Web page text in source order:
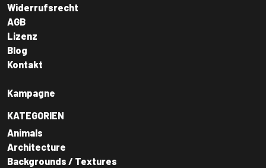
Widerrufsrecht
AGB
Lizenz
Blog
Kontakt
Kampagne
KATEGORIEN
Animals
Architecture
Backgrounds / Textures